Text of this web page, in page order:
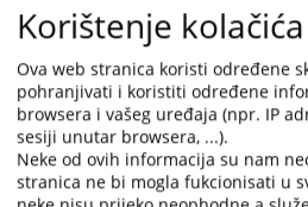
Općinski sud u Lukavcu je u
od 18.08.2023.godine donio
kojom je optuženi I.A oslobođen
Korištenje kolačića
Ova web stranica koristi određene
pohranjivati i koristiti određene
browsera i vašeg uređaja (npr. IP
sesiji unutar browsera, ...).
Neke od ovih informacija su nam
stranica ne bi mogla fukcionisati u